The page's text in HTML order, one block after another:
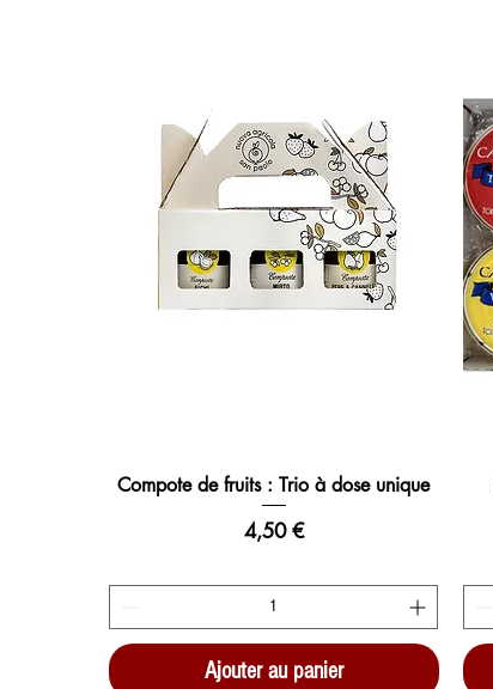
Compote de fruits : Trio à dose unique
Prix
4,50 €
Ajouter au panier